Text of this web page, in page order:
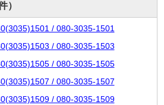
）
/ 080-3035-1501
/ 080-3035-1503
/ 080-3035-1505
/ 080-3035-1507
/ 080-3035-1509